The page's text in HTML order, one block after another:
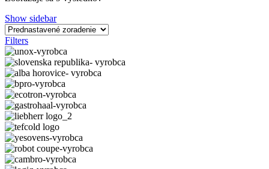
Show sidebar
Filters